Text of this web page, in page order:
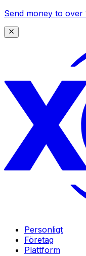
Send money to over
Personligt
Företag
Plattform